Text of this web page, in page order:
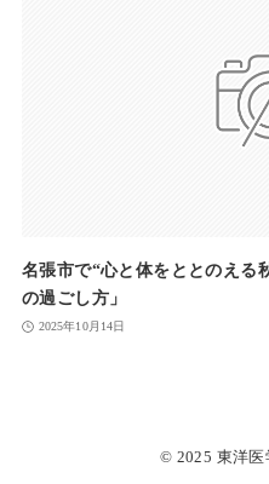
名張市で“心と体をととのえる
の過ごし方」
2025年10月14日
© 2025 東洋医